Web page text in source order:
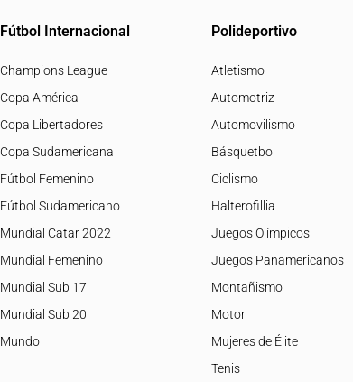
Fútbol Internacional
Champions League
Copa América
Copa Libertadores
Copa Sudamericana
Fútbol Femenino
Fútbol Sudamericano
Mundial Catar 2022
Mundial Femenino
Mundial Sub 17
Mundial Sub 20
Mundo
Polideportivo
Atletismo
Automotriz
Automovilismo
Básquetbol
Ciclismo
Halterofillia
Juegos Olímpicos
Juegos Panamericanos
Montañismo
Motor
Mujeres de Élite
Tenis